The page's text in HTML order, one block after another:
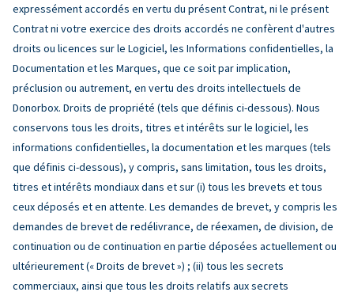
expressément accordés en vertu du présent Contrat, ni le présent
Contrat ni votre exercice des droits accordés ne confèrent d'autres
droits ou licences sur le Logiciel, les Informations confidentielles, la
Documentation et les Marques, que ce soit par implication,
préclusion ou autrement, en vertu des droits intellectuels de
Donorbox. Droits de propriété (tels que définis ci-dessous). Nous
conservons tous les droits, titres et intérêts sur le logiciel, les
informations confidentielles, la documentation et les marques (tels
que définis ci-dessous), y compris, sans limitation, tous les droits,
titres et intérêts mondiaux dans et sur (i) tous les brevets et tous
ceux déposés et en attente. Les demandes de brevet, y compris les
demandes de brevet de redélivrance, de réexamen, de division, de
continuation ou de continuation en partie déposées actuellement ou
ultérieurement (« Droits de brevet ») ; (ii) tous les secrets
commerciaux, ainsi que tous les droits relatifs aux secrets